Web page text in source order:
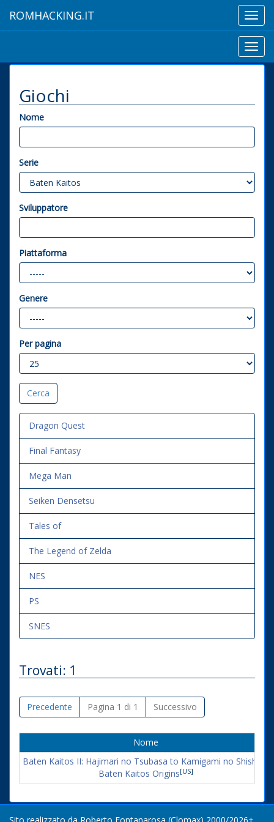
ROMHACKING.IT
Giochi
Nome
Serie
Sviluppatore
Piattaforma
Genere
Per pagina
Dragon Quest
Final Fantasy
Mega Man
Seiken Densetsu
Tales of
The Legend of Zelda
NES
PS
SNES
Trovati: 1
Precedente Pagina 1 di 1 Successivo
Nome
Baten Kaitos II: Hajimari no Tsubasa to Kamigami no Shishi
Baten Kaitos Origins[US]